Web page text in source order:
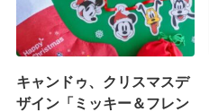
キャンドゥ、クリスマスデ
ザイン「ミッキー＆フレン